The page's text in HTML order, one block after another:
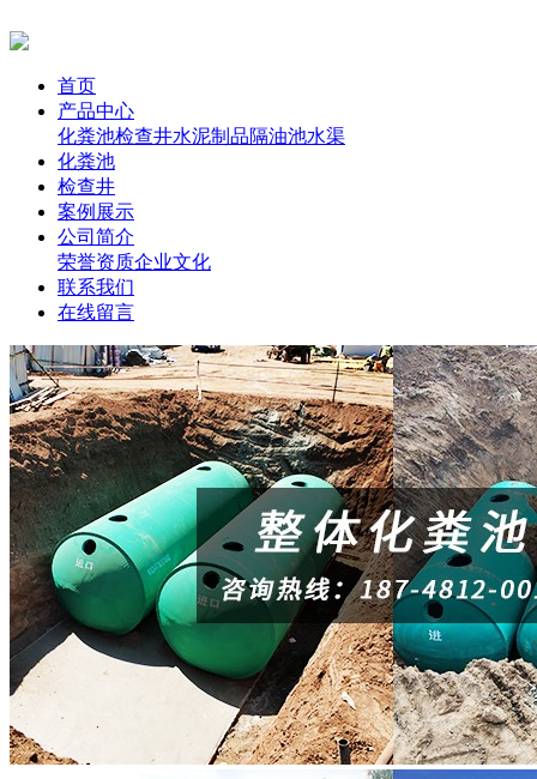
首页
产品中心
化粪池检查井水泥制品隔油池水渠
化粪池
检查井
案例展示
公司简介
荣誉资质企业文化
联系我们
在线留言